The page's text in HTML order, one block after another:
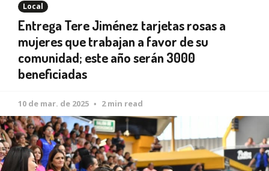
Local
Entrega Tere Jiménez tarjetas rosas a
mujeres que trabajan a favor de su
comunidad; este año serán 3000
beneficiadas
10 de mar. de 2025 2 min read